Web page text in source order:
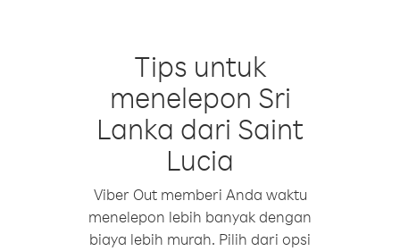
Tips untuk
menelepon Sri
Lanka dari Saint
Lucia
Viber Out memberi Anda waktu
menelepon lebih banyak dengan
biaya lebih murah. Pilih dari opsi